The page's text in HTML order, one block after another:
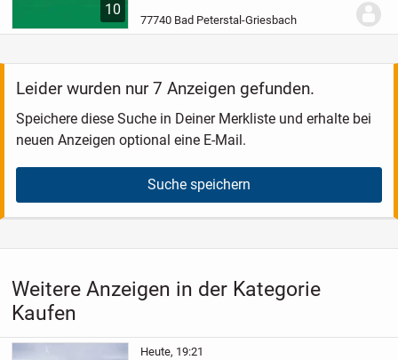
10
Wohneinheiten auf vier Stockwerken!
den 2-Zimmer-Wohnungen haben Sie eine
77740 Bad Peterstal-Griesbach
Leider wurden nur 7 Anzeigen gefunden.
Speichere diese Suche in Deiner Merkliste und erhalte bei
neuen Anzeigen optional eine E-Mail.
Suche speichern
Weitere Anzeigen in der Kategorie
Kaufen
Heute, 19:21